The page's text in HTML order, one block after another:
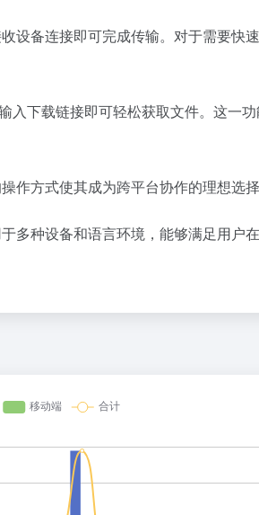
设备连接即可完成传输。对于需要快
下载链接即可轻松获取文件。这一
方式使其成为跨平台协作的理想选择
种设备和语言环境，能够满足用户